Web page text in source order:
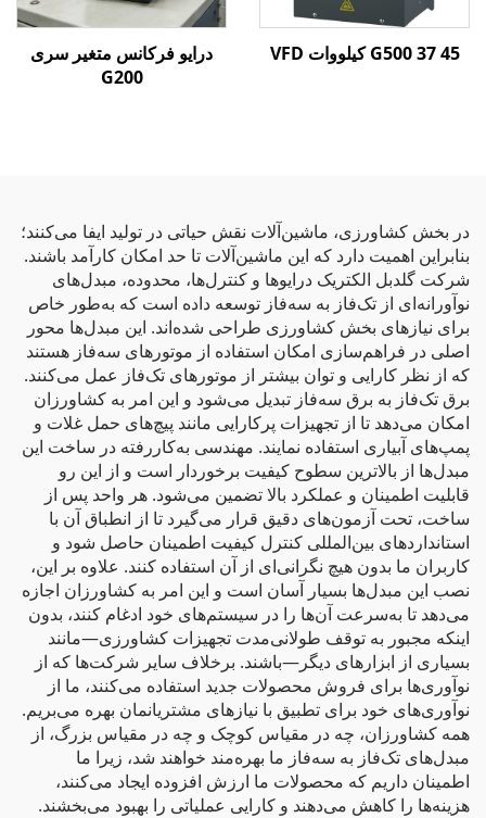
G500 37 45 کیلووات VFD
درایو فرکانس متغیر سری
G200
در بخش کشاورزی، ماشین‌آلات نقش حیاتی در تولید ایفا می‌کنند؛
بنابراین اهمیت دارد که این ماشین‌آلات تا حد امکان کارآمد باشند.
شرکت گلدبل الکتریک درایوها و کنترل‌ها، محدوده، مبدل‌های
نوآورانه‌ای از تک‌فاز به سه‌فاز توسعه داده است که به‌طور خاص
برای نیازهای بخش کشاورزی طراحی شده‌اند. این مبدل‌ها محور
اصلی در فراهم‌سازی امکان استفاده از موتورهای سه‌فاز هستند
که از نظر کارایی و توان بیشتر از موتورهای تک‌فاز عمل می‌کنند.
برق تک‌فاز به برق سه‌فاز تبدیل می‌شود و این امر به کشاورزان
امکان می‌دهد تا از تجهیزات پرکارایی مانند پیچ‌های حمل غلات و
پمپ‌های آبیاری استفاده نمایند. مهندسی به‌کاررفته در ساخت این
مبدل‌ها از بالاترین سطوح کیفیت برخوردار است و از این رو
قابلیت اطمینان و عملکرد بالا تضمین می‌شود. هر واحد پس از
ساخت، تحت آزمون‌های دقیق قرار می‌گیرد تا از انطباق آن با
استانداردهای بین‌المللی کنترل کیفیت اطمینان حاصل شود و
کاربران ما بدون هیچ نگرانی‌ای از آن استفاده کنند. علاوه بر این،
نصب این مبدل‌ها بسیار آسان است و این امر به کشاورزان اجازه
می‌دهد تا به‌سرعت آن‌ها را در سیستم‌های خود ادغام کنند، بدون
اینکه مجبور به توقف طولانی‌مدت تجهیزات کشاورزی—مانند
بسیاری از ابزارهای دیگر—باشند. برخلاف سایر شرکت‌ها که از
نوآوری‌ها برای فروش محصولات جدید استفاده می‌کنند، ما از
نوآوری‌های خود برای تطبیق با نیازهای مشتریانمان بهره می‌بریم.
همه کشاورزان، چه در مقیاس کوچک و چه در مقیاس بزرگ، از
مبدل‌های تک‌فاز به سه‌فاز ما بهره‌مند خواهند شد، زیرا ما
اطمینان داریم که محصولات ما ارزش افزوده ایجاد می‌کنند،
هزینه‌ها را کاهش می‌دهند و کارایی عملیاتی را بهبود می‌بخشند.